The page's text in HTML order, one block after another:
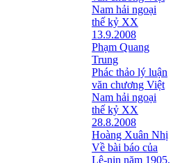
Nam hải ngoại
thế kỷ XX
13.9.2008
Phạm Quang
Trung
Phác thảo lý luận
văn chương Việt
Nam hải ngoại
thế kỷ XX
28.8.2008
Hoàng Xuân Nhị
Về bài báo của
Lê-nin năm 1905,